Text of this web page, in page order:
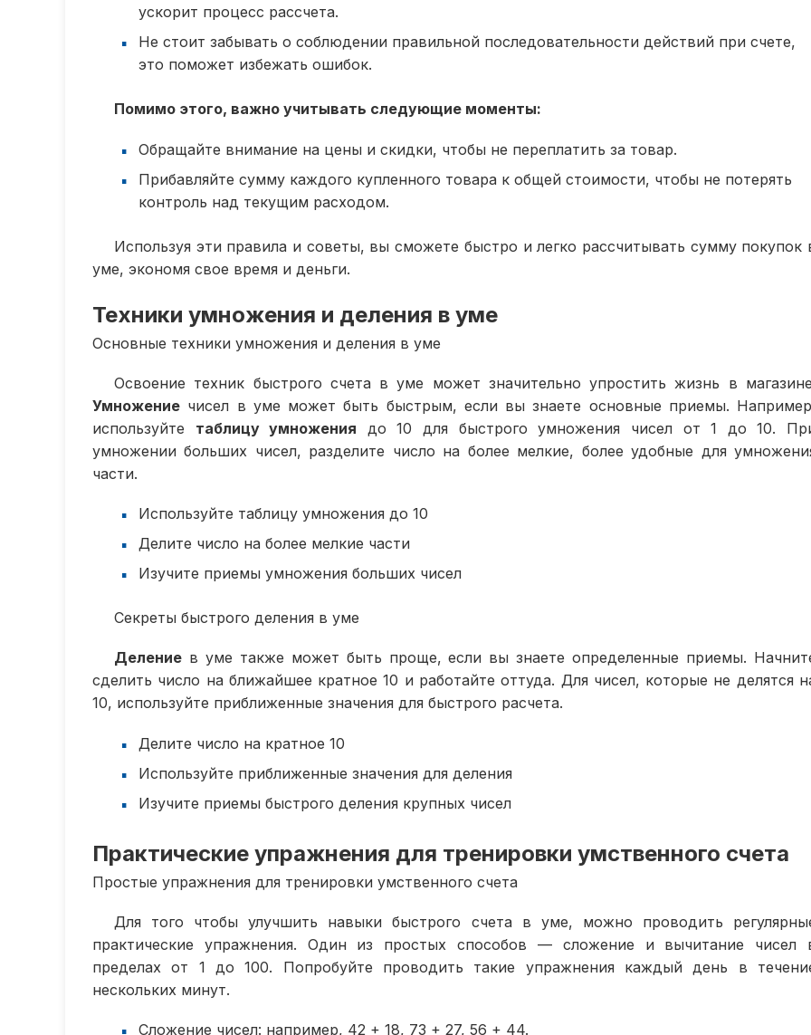
ускорит процесс рассчета.
Не стоит забывать о соблюдении правильной последовательности действий при счете,
это поможет избежать ошибок.
Помимо этого, важно учитывать следующие моменты:
Обращайте внимание на цены и скидки, чтобы не переплатить за товар.
Прибавляйте сумму каждого купленного товара к общей стоимости, чтобы не потерять
контроль над текущим расходом.
Используя эти правила и советы, вы сможете быстро и легко рассчитывать сумму покупок
уме, экономя свое время и деньги.
Техники умножения и деления в уме
Основные техники умножения и деления в уме
Освоение техник быстрого счета в уме может значительно упростить жизнь в
Умножение чисел в уме может быть быстрым, если вы знаете основные приемы.
используйте таблицу умножения до 10 для быстрого умножения чисел от 1 до 10.
умножении больших чисел, разделите число на более мелкие, более удобные для
части.
Используйте таблицу умножения до 10
Делите число на более мелкие части
Изучите приемы умножения больших чисел
Секреты быстрого деления в уме
Деление в уме также может быть проще, если вы знаете определенные приемы.
сделить число на ближайшее кратное 10 и работайте оттуда. Для чисел, которые не делятся
10, используйте приближенные значения для быстрого расчета.
Делите число на кратное 10
Используйте приближенные значения для деления
Изучите приемы быстрого деления крупных чисел
Практические упражнения для тренировки умственного счета
Простые упражнения для тренировки умственного счета
Для того чтобы улучшить навыки быстрого счета в уме, можно проводить
практические упражнения. Один из простых способов — сложение и вычитание чисел
пределах от 1 до 100. Попробуйте проводить такие упражнения каждый день в
нескольких минут.
Сложение чисел: например, 42 + 18, 73 + 27, 56 + 44.